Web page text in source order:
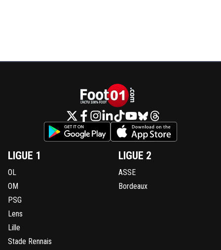
LIGUE 1
OL
OM
PSG
Lens
Lille
Stade Rennais
LIGUE 2
ASSE
Bordeaux